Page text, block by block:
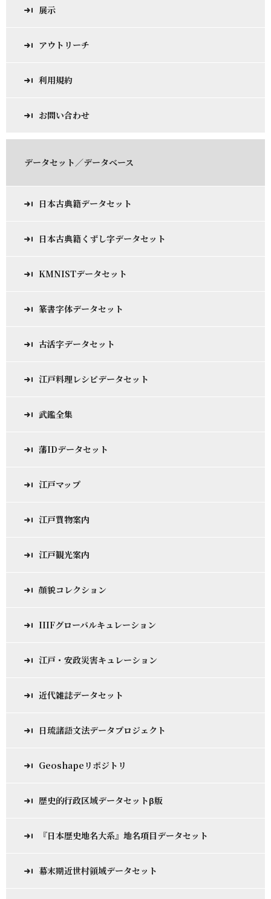
展示
アウトリーチ
利用規約
お問い合わせ
データセット／データベース
日本古典籍データセット
日本古典籍くずし字データセット
KMNISTデータセット
篆書字体データセット
古活字データセット
江戸料理レシピデータセット
武鑑全集
藩IDデータセット
江戸マップ
江戸買物案内
江戸観光案内
顔貌コレクション
IIIFグローバルキュレーション
江戸・安政災害キュレーション
近代雑誌データセット
日琉諸語文法データプロジェクト
Geoshapeリポジトリ
歴史的行政区域データセットβ版
『日本歴史地名大系』地名項目データセット
幕末期近世村領域データセット